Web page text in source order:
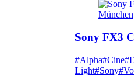
Sony FX3
#Alpha#Cine
Light#Sony